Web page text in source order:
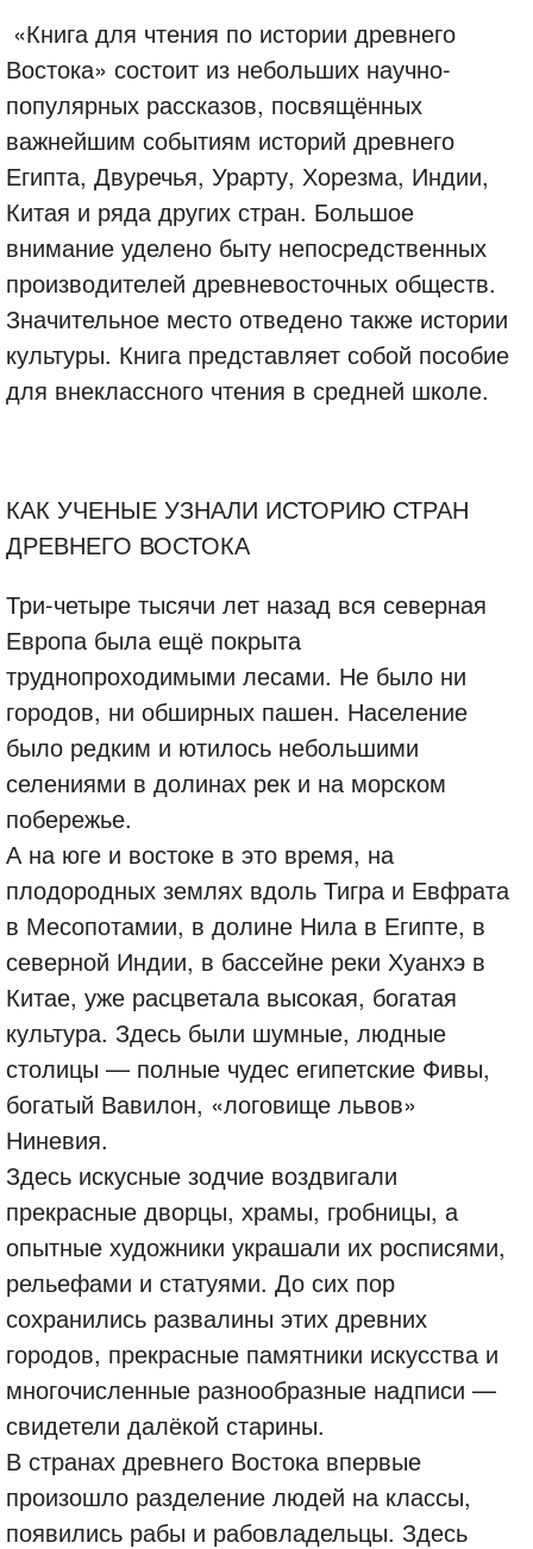
«Книга для чтения по истории древнего
Востока» состоит из небольших научно-
популярных рассказов, посвящённых
важнейшим событиям историй древнего
Египта, Двуречья, Урарту, Хорезма, Индии,
Китая и ряда других стран. Большое
внимание уделено быту непосредственных
производителей древневосточных обществ.
Значительное место отведено также истории
культуры. Книга представляет собой пособие
для внеклассного чтения в средней школе.
КАК УЧЕНЫЕ УЗНАЛИ ИСТОРИЮ СТРАН
ДРЕВНЕГО ВОСТОКА
Три-четыре тысячи лет назад вся северная
Европа была ещё покрыта
труднопроходимыми лесами. Не было ни
городов, ни обширных пашен. Население
было редким и ютилось небольшими
селениями в долинах рек и на морском
побережье.
А на юге и востоке в это время, на
плодородных землях вдоль Тигра и Евфрата
в Месопотамии, в долине Нила в Египте, в
северной Индии, в бассейне реки Хуанхэ в
Китае, уже расцветала высокая, богатая
культура. Здесь были шумные, людные
столицы — полные чудес египетские Фивы,
богатый Вавилон, «логовище львов»
Ниневия.
Здесь искусные зодчие воздвигали
прекрасные дворцы, храмы, гробницы, а
опытные художники украшали их росписями,
рельефами и статуями. До сих пор
сохранились развалины этих древних
городов, прекрасные памятники искусства и
многочисленные разнообразные надписи —
свидетели далёкой старины.
В странах древнего Востока впервые
произошло разделение людей на классы,
появились рабы и рабовладельцы. Здесь